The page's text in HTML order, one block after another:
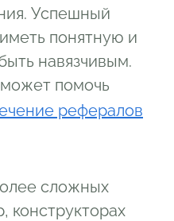
Успешный
понятную и
навязчивым.
помочь
рефералов
сложных
конструкторах